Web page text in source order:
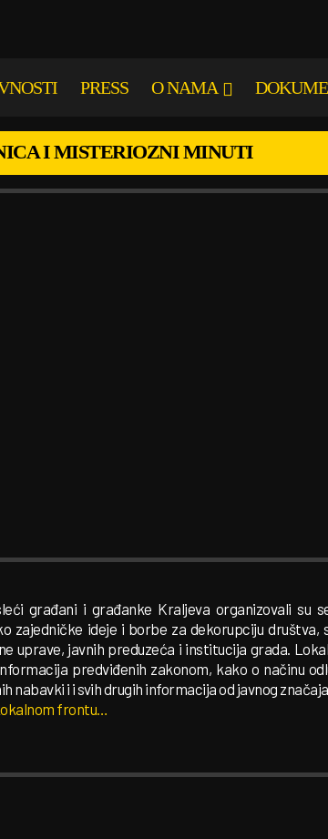
PRESS O NAMA
I MISTERIOZNI MINUTI
građani i građanke Kraljeva organizovali su
zajedničke ideje i borbe za dekorupciju
uprave, javnih preduzeća i institucija grada.
predviđenih zakonom, kako o načinu
nabavki i i svih drugih informacija od javnog
frontu…